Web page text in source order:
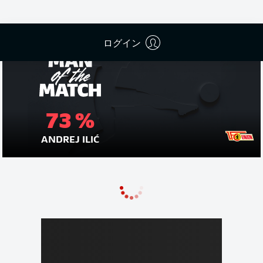
ログイン
73 %
ANDREJ ILIĆ